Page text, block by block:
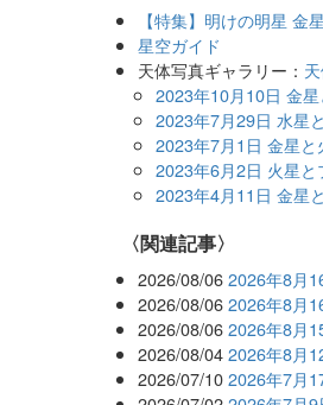
【特集】明けの明星 金
星空ガイド
天体写真ギャラリー：
2023年10月10日 金
2023年7月29日 水星
2023年7月1日 金星
2023年6月2日 火星
2023年4月11日 金星
関連記事
2026/08/06 2026年8月
2026/08/06 2026年8月
2026/08/06 2026年8月
2026/08/04 2026年8月
2026/07/10 2026年7月